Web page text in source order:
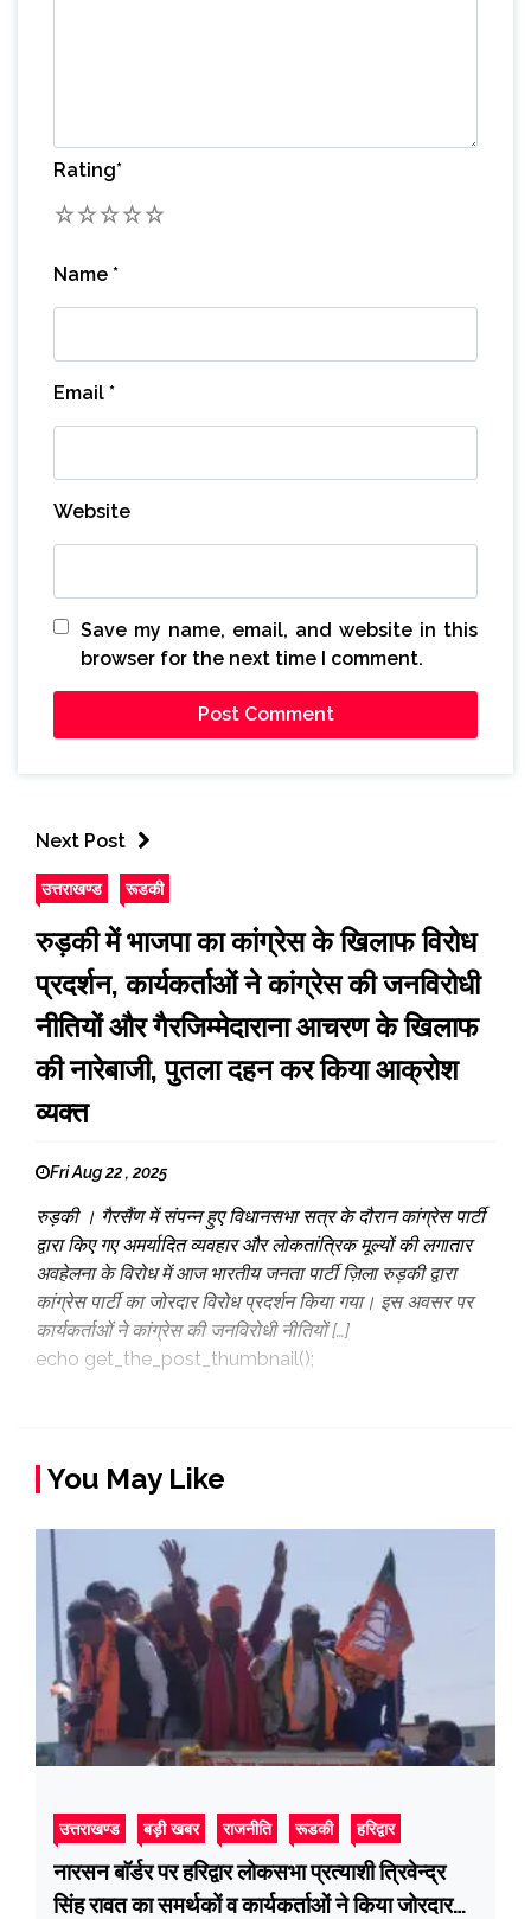
Rating*
5
4
3
2
Name *
Email *
Website
Save my name, email, and website in this
browser for the next time I comment.
Next Post
उत्तराखण्ड रूडकी
रुड़की में भाजपा का कांग्रेस के खिलाफ विरोध
प्रदर्शन, कार्यकर्ताओं ने कांग्रेस की जनविरोधी
नीतियों और गैरजिम्मेदाराना आचरण के खिलाफ
की नारेबाजी, पुतला दहन कर किया आक्रोश
व्यक्त
Fri Aug 22 , 2025
रुड़की । गैरसैंण में संपन्न हुए विधानसभा सत्र के दौरान कांग्रेस पार्टी
द्वारा किए गए अमर्यादित व्यवहार और लोकतांत्रिक मूल्यों की लगातार
अवहेलना के विरोध में आज भारतीय जनता पार्टी ज़िला रुड़की द्वारा
कांग्रेस पार्टी का जोरदार विरोध प्रदर्शन किया गया। इस अवसर पर
कार्यकर्ताओं ने कांग्रेस की जनविरोधी नीतियों […]
echo get_the_post_thumbnail();
You May Like
उत्तराखण्ड बड़ी खबर राजनीति रूडकी हरिद्वार
नारसन बाॅर्डर पर हरिद्वार लोकसभा प्रत्याशी त्रिवेन्द्र
सिंह रावत का समर्थकों व कार्यकर्ताओं ने किया जोरदार